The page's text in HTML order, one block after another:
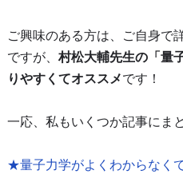
ご興味のある方は、ご自身で
ですが、村松大輔先生の「量
りやすくてオススメです！
一応、私もいくつか記事にま
★量子力学がよくわからなく